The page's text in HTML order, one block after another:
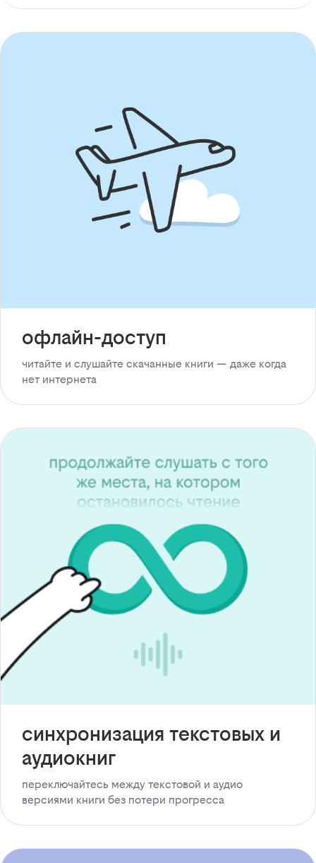
офлайн-доступ
читайте и слушайте скачанные книги — даже когда
нет интернета
синхронизация текстовых и
аудиокниг
переключайтесь между текстовой и аудио
версиями книги без потери прогресса